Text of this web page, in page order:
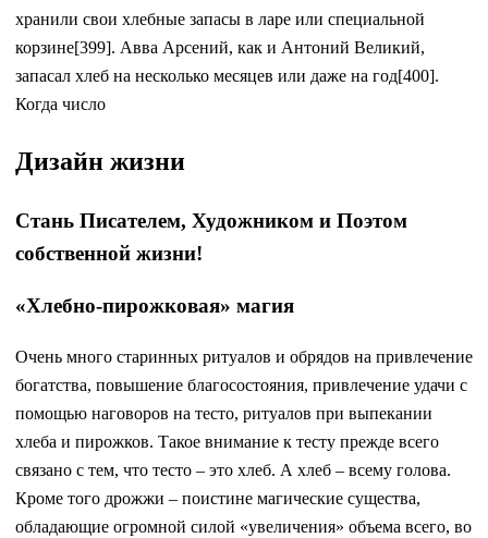
хранили свои хлебные запасы в ларе или специальной
корзине[399]. Авва Арсений, как и Антоний Великий,
запасал хлеб на несколько месяцев или даже на год[400].
Когда число
Дизайн жизни
Стань Писателем, Художником и Поэтом
собственной жизни!
«Хлебно-пирожковая» магия
Очень много старинных ритуалов и обрядов на привлечение
богатства, повышение благосостояния, привлечение удачи с
помощью наговоров на тесто, ритуалов при выпекании
хлеба и пирожков. Такое внимание к тесту прежде всего
связано с тем, что тесто – это хлеб. А хлеб – всему голова.
Кроме того дрожжи – поистине магические существа,
обладающие огромной силой «увеличения» объема всего, во